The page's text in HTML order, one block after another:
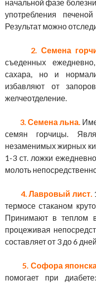
начальной фазе
употребления
Результат можно
2. Семена
съеденных
сахара, но и
избавляют от
желчеотделение.
3. Семена льна.
семян горчицы.
незаменимых жирных
1-3 ст. ложки
молоть
4. Лавровый лист.
термосе стаканом
Принимают в теплом
процеживая
составляет от 3 до 6
5. Софора
помогает при